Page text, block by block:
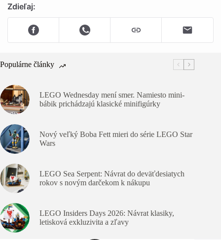
Zdieľaj:
Populárne články
LEGO Wednesday mení smer. Namiesto mini-
bábik prichádzajú klasické minifigúrky
Nový veľký Boba Fett mieri do série LEGO Star
Wars
LEGO Sea Serpent: Návrat do deväťdesiatych
rokov s novým darčekom k nákupu
LEGO Insiders Days 2026: Návrat klasiky,
letisková exkluzivita a zľavy